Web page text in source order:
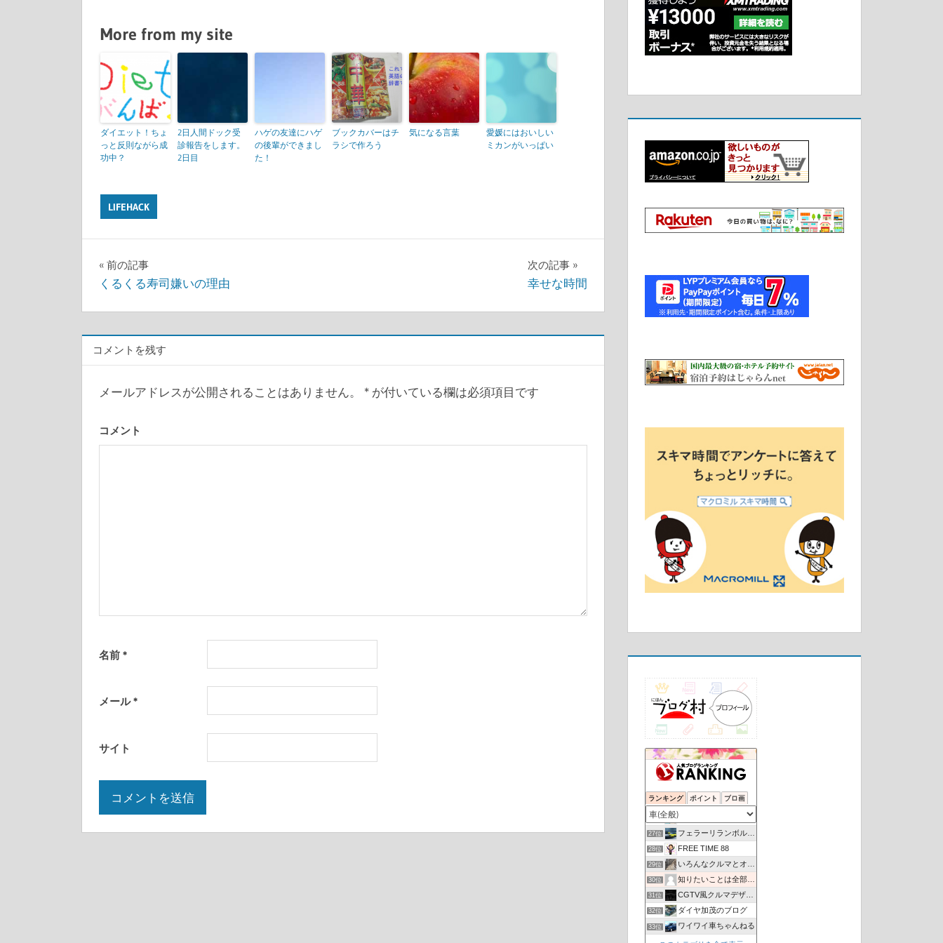
More from my site
ダイエット！ちょ
っと反則ながら成
功中？
2日人間ドック受
診報告をします。
2日目
ハゲの友達にハゲ
の後輩ができまし
た！
ブックカバーはチ
ラシで作ろう
気になる言葉
愛媛にはおいしい
ミカンがいっぱい
LIFEHACK
投
稿
ナ
ビ
ゲ
ー
シ
前の記事
くるくる寿司嫌いの理由
次の記事
幸せな時間
コメントを残す
メールアドレスが公開されることはありません。 * が付いている欄は必須項目です
コメント
名前 *
メール*
サイト
ランキング ポイント ブロ画
23位 黄輪雑貨本店 新館
25位 マスター代行運転 ますたーの徒然日記
26位 我が人生に悔いなし
27位 フェラーリランボルギーニニュース
28位 FREE TIME 88
29位 いろんなクルマとオレ物語
30位 知りたいことは全部教えてあげる
31位 CGTV風クルマデザイン放談
32位 ダイヤ加茂のブログ
33位 ワイワイ車ちゃんねる
リースナブル 評判は？